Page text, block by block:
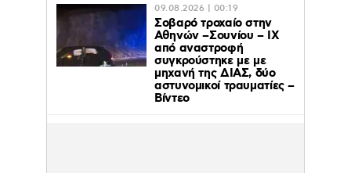
09.08.2026 | 00:19
Σοβαρό τροχαίο στην
Αθηνών –Σουνίου – ΙΧ
από αναστροφή
συγκρούστηκε με με
μηχανή της ΔΙΑΣ, δύο
αστυνομικοί τραυματίες –
Βίντεο